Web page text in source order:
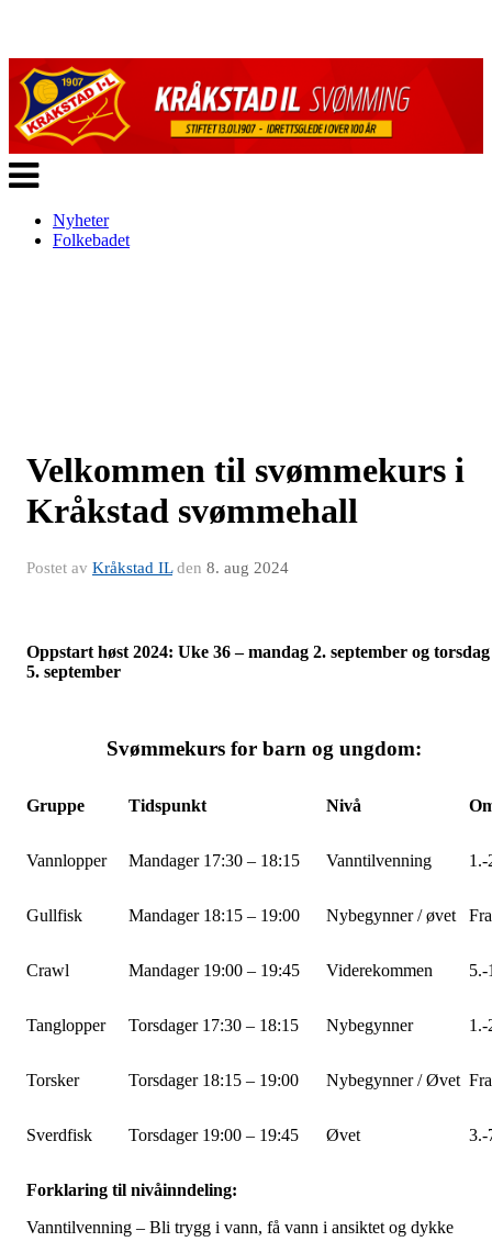
Veksle
navigasjon
Nyheter
Folkebadet
Velkommen til svømmekurs i
Kråkstad svømmehall
Postet av Kråkstad ILden 8. aug 2024
Oppstart høst 2024: Uke 36 – mandag 2. september og torsdag
5. september
Svømmekurs for barn og ungdom:
Gruppe Tidspunkt Nivå
Vannlopper Mandager 17:30 – 18:15 Vanntilvenning 1.-
Gullfisk Mandager 18:15 – 19:00 Nybegynner / øvet
Crawl Mandager 19:00 – 19:45 Viderekommen 5.-
Tanglopper Torsdager 17:30 – 18:15 Nybegynner 1.-
Torsker Torsdager 18:15 – 19:00 Nybegynner / Øvet
Sverdfisk Torsdager 19:00 – 19:45 Øvet 3.-
Forklaring til nivåinndeling:
Vanntilvenning – Bli trygg i vann, få vann i ansiktet og dykke